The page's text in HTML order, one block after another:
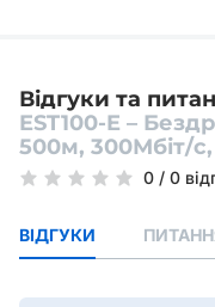
Відгуки та
EST100-E –
500м, 300Мбіт/с,
0 / 0
ВІДГУКИ